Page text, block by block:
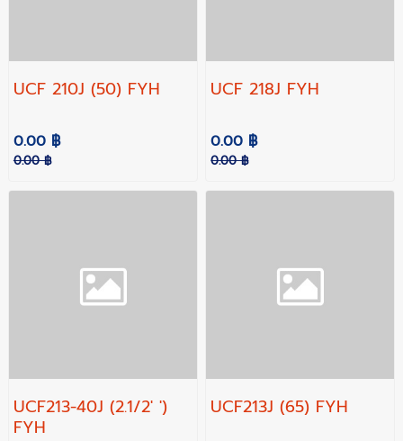
UCF 210J (50) FYH
0.00 ฿
0.00 ฿
UCF 218J FYH
0.00 ฿
0.00 ฿
UCF213-40J (2.1/2' ')
FYH
UCF213J (65) FYH